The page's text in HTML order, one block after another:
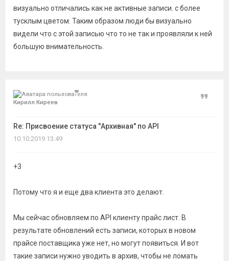
визуально отличались как не активные записи. с более
тусклым цветом. Таким образом люди бы визуально
видели что с этой записью что то не так и проявляли к ней
большую внимательность.
Кирилл Киреев
Re: Присвоение статуса "Архивная" по API
Цитата
10.10.2019 13:49
+3
Потому что я и еще два клиента это делают.
Мы сейчас обновляем по API клиенту прайс лист. В
результате обновлений есть записи, которых в новом
прайсе поставщика уже нет, но могут появиться. И вот
такие записи нужно уводить в архив, чтобы не ломать